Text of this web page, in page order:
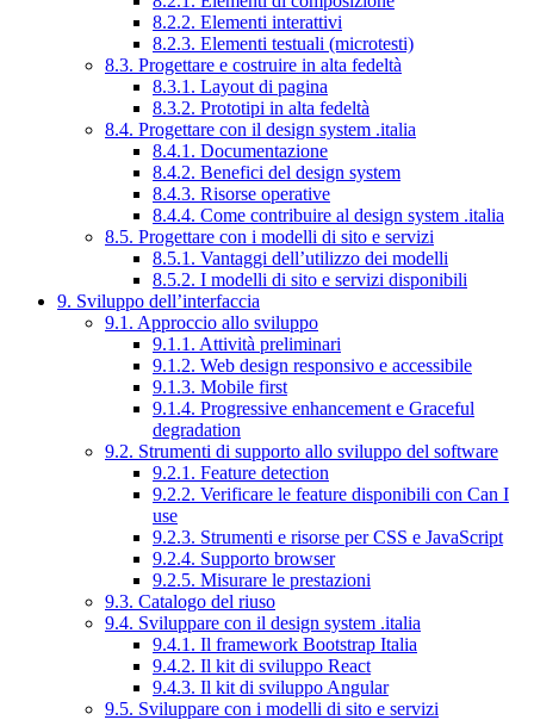
8.2.2. Elementi interattivi
8.2.3. Elementi testuali (microtesti)
8.3. Progettare e costruire in alta fedeltà
8.3.1. Layout di pagina
8.3.2. Prototipi in alta fedeltà
8.4. Progettare con il design system .italia
8.4.1. Documentazione
8.4.2. Benefici del design system
8.4.3. Risorse operative
8.4.4. Come contribuire al design system .italia
8.5. Progettare con i modelli di sito e servizi
8.5.1. Vantaggi dell’utilizzo dei modelli
8.5.2. I modelli di sito e servizi disponibili
9. Sviluppo dell’interfaccia
9.1. Approccio allo sviluppo
9.1.1. Attività preliminari
9.1.2. Web design responsivo e accessibile
9.1.3. Mobile first
9.1.4. Progressive enhancement e Graceful
degradation
9.2. Strumenti di supporto allo sviluppo del software
9.2.1. Feature detection
9.2.2. Verificare le feature disponibili con Can I
use
9.2.3. Strumenti e risorse per CSS e JavaScript
9.2.4. Supporto browser
9.2.5. Misurare le prestazioni
9.3. Catalogo del riuso
9.4. Sviluppare con il design system .italia
9.4.1. Il framework Bootstrap Italia
9.4.2. Il kit di sviluppo React
9.4.3. Il kit di sviluppo Angular
9.5. Sviluppare con i modelli di sito e servizi